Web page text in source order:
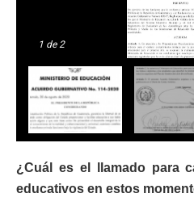
1 de 2
¿Cuál es el llamado para
educativos en estos